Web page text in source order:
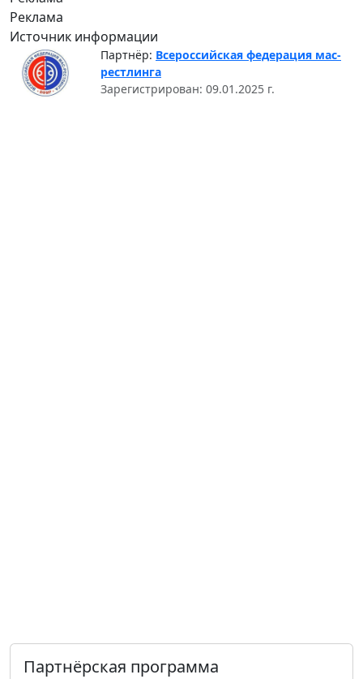
Реклама
Источник информации
Партнёр: Всероссийская федерация мас-
рестлинга
Зарегистрирован: 09.01.2025 г.
Партнёрская программа